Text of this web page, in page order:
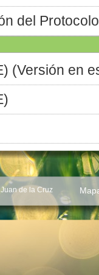
del
(Versión en
de la Cruz